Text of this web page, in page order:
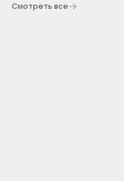
Смотреть все